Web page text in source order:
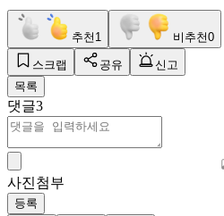
추천 1 비추천0
스크랩 공유
신고
목록
댓글3
사진첨부
등록